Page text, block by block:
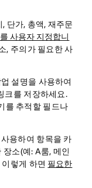
단가, 총액, 재주문
사용자 지정합니
, 주의가 필요한 사
업 설명을 사용하여
크를 저장하세요.
를 추적할 필드나
용하여 항목을 카
소(예: A룸, 메인
렇게 하면 필요한